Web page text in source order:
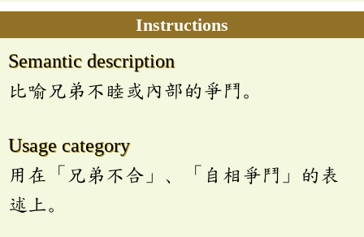
Instructions
Semantic description
比喻兄弟不睦或內部的爭鬥。
Usage category
用在「兄弟不合」、「自相爭鬥」的表
述上。